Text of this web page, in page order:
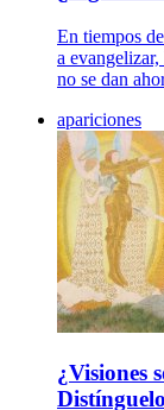
En tiempos
a
no se dan
apariciones
¿Visiones
Distínguelo